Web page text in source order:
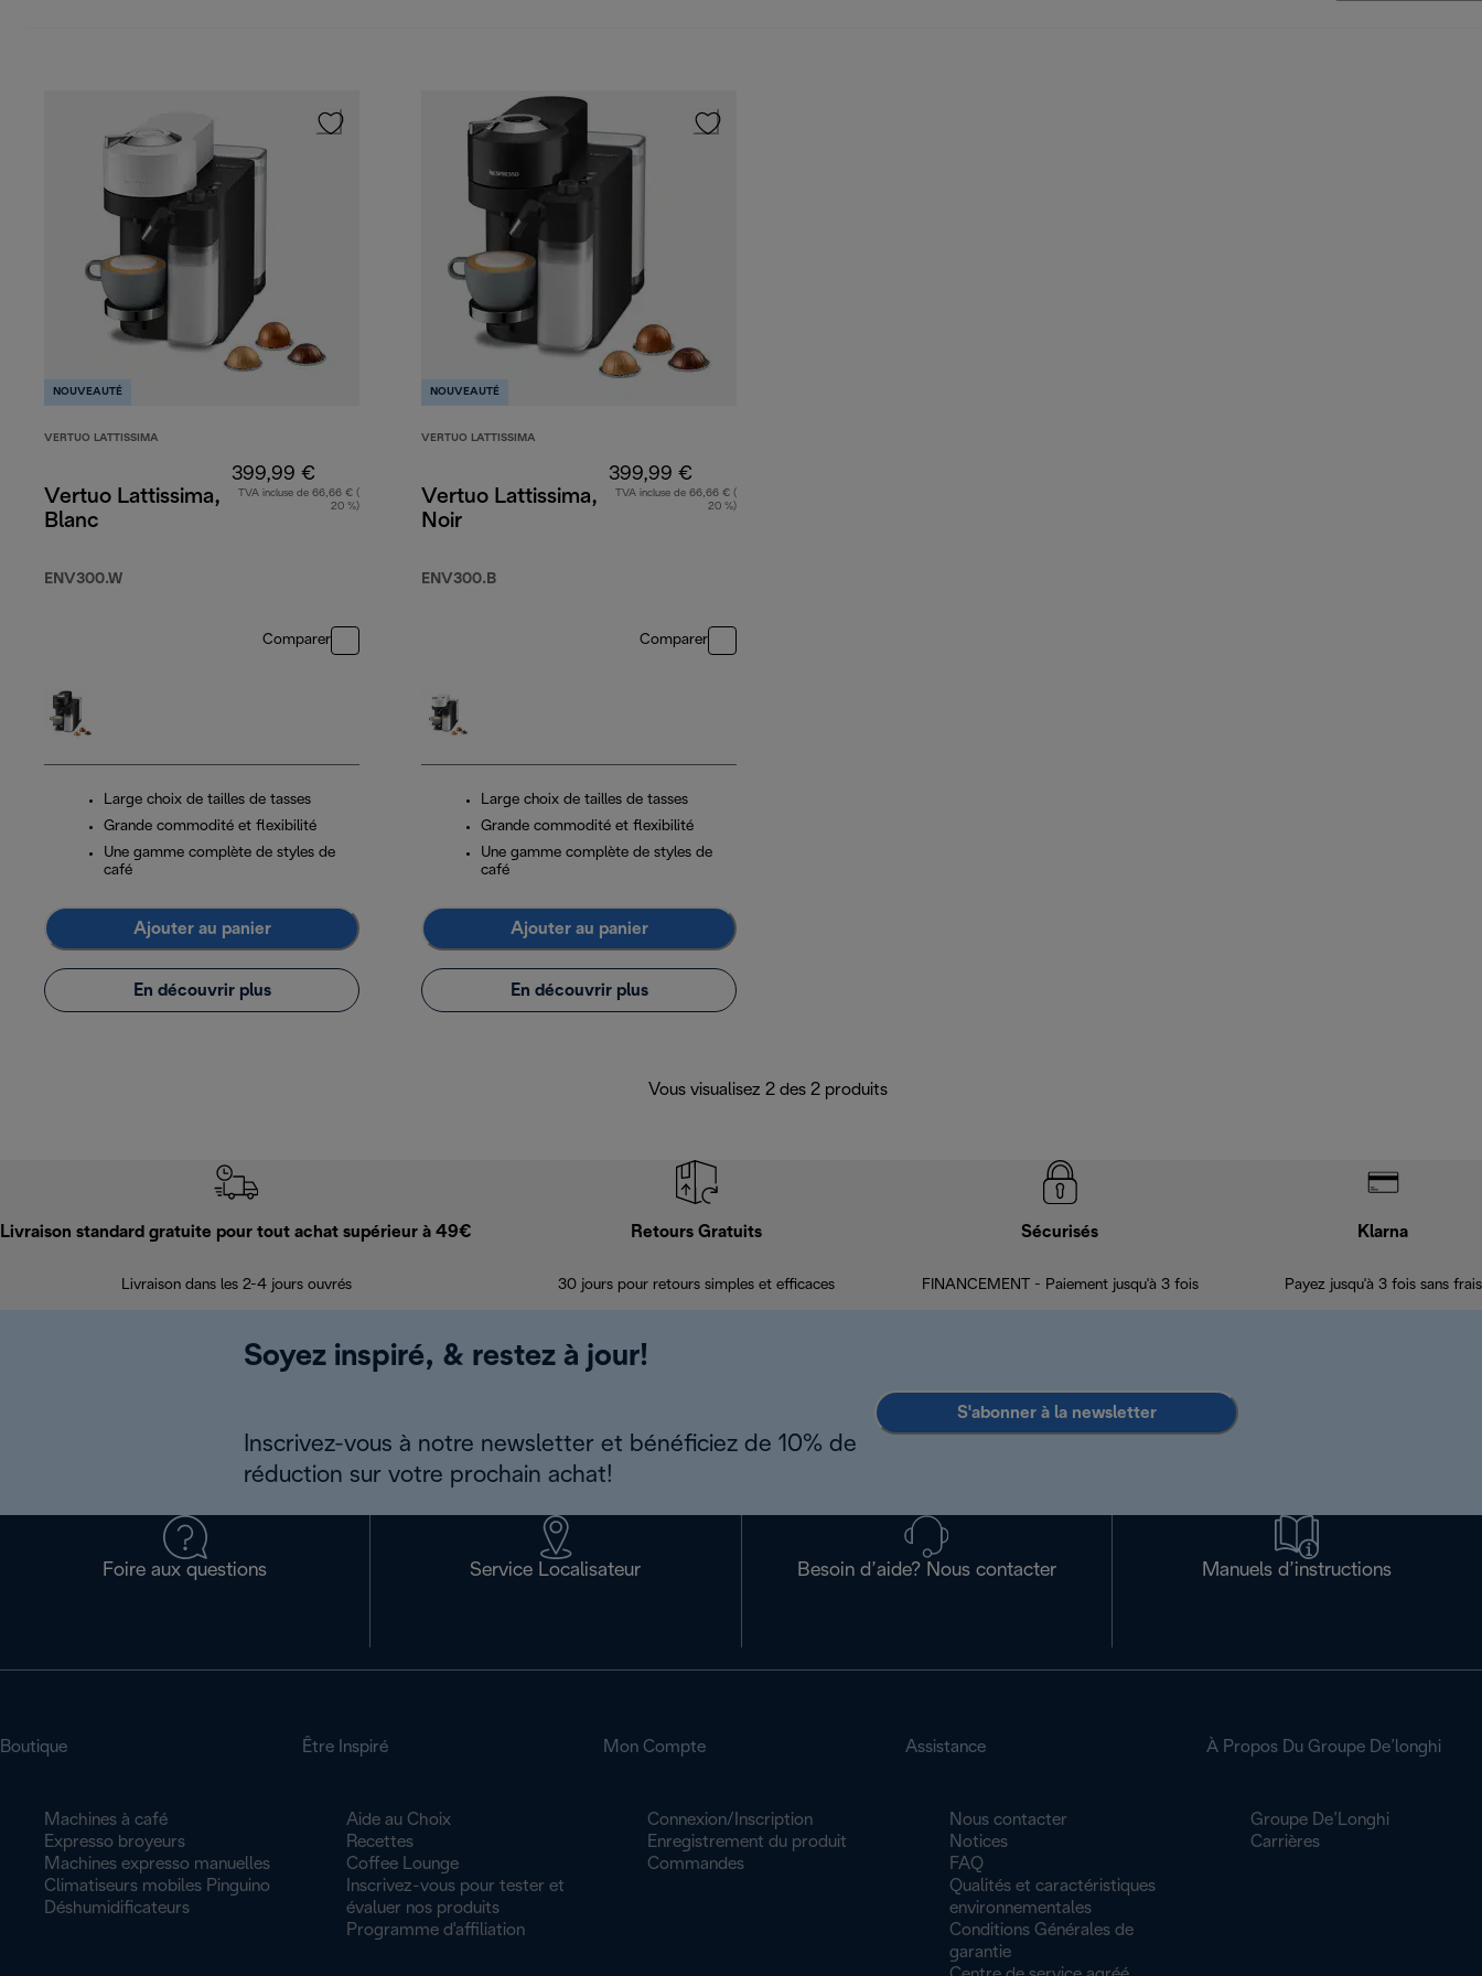
NOUVEAUTÉ
VERTUO LATTISSIMA
Vertuo Lattissima,
Blanc
ENV300.W
399,99 €
TVA incluse de 66,66 € (
20 %)
Comparer
Large choix de tailles de tasses
Grande commodité et flexibilité
Une gamme complète de styles de
café
Ajouter au panier
En découvrir plus
NOUVEAUTÉ
VERTUO LATTISSIMA
Vertuo Lattissima,
Noir
ENV300.B
399,99 €
TVA incluse de 66,66 € (
20 %)
Comparer
Large choix de tailles de tasses
Grande commodité et flexibilité
Une gamme complète de styles de
café
Ajouter au panier
En découvrir plus
Vous visualisez 2 des 2 produits
Livraison standard gratuite pour tout achat supérieur à 49€
Livraison dans les 2-4 jours ouvrés
Retours Gratuits
30 jours pour retours simples et efficaces
Sécurisés
FINANCEMENT - Paiement jusqu'à 3 fois
Klarna
Payez jusqu'à 3 fois sans frais
Soyez inspiré, & restez à jour!
Inscrivez-vous à notre newsletter et bénéficiez de 10% de
réduction sur votre prochain achat!
S'abonner à la newsletter
Foire aux questions Service Localisateur Besoin d’aide? Nous contacter Manuels d’instructions
Boutique
Machines à café
Expresso broyeurs
Machines expresso manuelles
Climatiseurs mobiles Pinguino
Déshumidificateurs
Être Inspiré
Aide au Choix
Recettes
Coffee Lounge
Inscrivez-vous pour tester et
évaluer nos produits
Programme d'affiliation
Mon Compte
Connexion/Inscription
Enregistrement du produit
Commandes
Assistance
Nous contacter
Notices
FAQ
Qualités et caractéristiques
environnementales
Conditions Générales de
garantie
À Propos Du Groupe De’longhi
Groupe De’Longhi
Carrières